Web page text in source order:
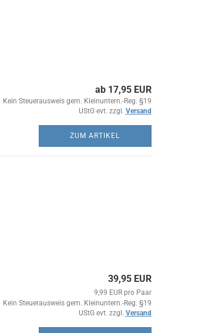
ab 17,95 EUR
Kein Steuerausweis gem. Kleinuntern.-Reg. §19
UStG evt. zzgl. Versand
ZUM ARTIKEL
39,95 EUR
9,99 EUR pro Paar
Kein Steuerausweis gem. Kleinuntern.-Reg. §19
UStG evt. zzgl. Versand